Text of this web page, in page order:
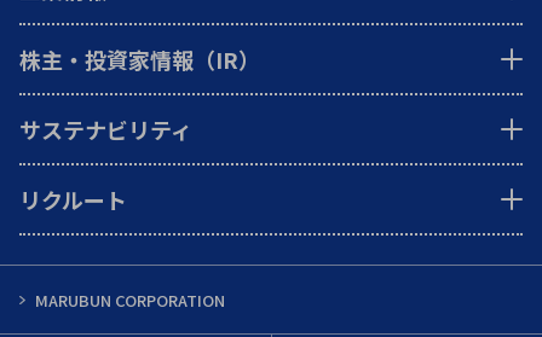
株主・投資家情報（IR）
サステナビリティ
リクルート
MARUBUN CORPORATION